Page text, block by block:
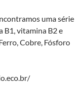
uma série
B1, vitamina B2 e
Cobre, Fósforo